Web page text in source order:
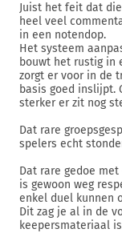
Juist het feit dat
heel veel
in een notendop.
Het systeem
bouwt het rustig in
zorgt er voor in de
basis goed inslijpt.
sterker er zit nog
Dat rare
spelers echt
Dat rare gedoe
is gewoon weg
enkel duel kunnen
Dit zag je al in de
keepersmateriaal